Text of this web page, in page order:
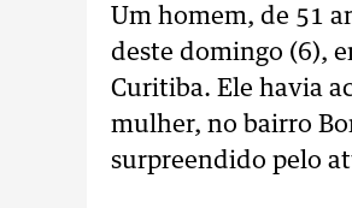
Um homem, de 51
deste domingo (6),
Curitiba. Ele havia
mulher, no bairro
surpreendido pelo